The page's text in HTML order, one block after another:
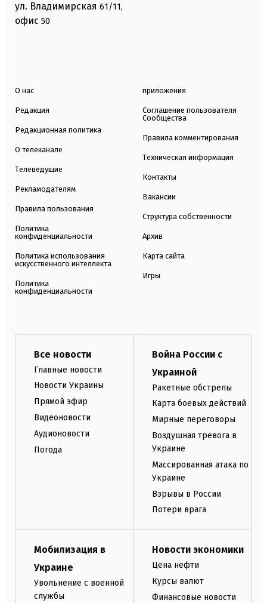
ул. Владимирская 61/11,
офис 50
О нас
Редакция
Редакционная политика
О телеканале
Телеведущие
Рекламодателям
Правила пользования
Политика
конфиденциальности
Политика использования
искусственного интеллекта
Политика
конфиденциальности
приложения
Соглашение пользователя
Сообщества
Правила комментирования
Техническая информация
Контакты
Вакансии
Структура собственности
Архив
Карта сайта
Игры
Все новости
Главные новости
Новости Украины
Прямой эфир
Видеоновости
Аудионовости
Погода
Война России с
Украиной
Ракетные обстрелы
Карта боевых действий
Мирные переговоры
Воздушная тревога в
Украине
Массированная атака по
Украине
Взрывы в России
Потери врага
Мобилизация в
Украине
Увольнение с военной
службы
Новости экономики
Цена нефти
Курсы валют
Финансовые новости